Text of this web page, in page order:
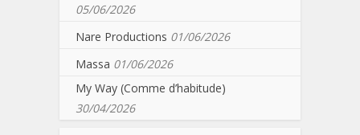
05/06/2026
Nare Productions 01/06/2026
Massa 01/06/2026
My Way (Comme d’habitude)
30/04/2026